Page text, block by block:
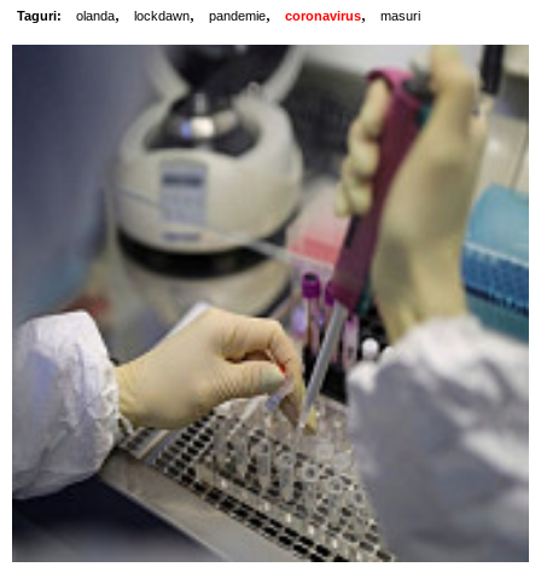
Taguri: olanda, lockdawn, pandemie, coronavirus, masuri